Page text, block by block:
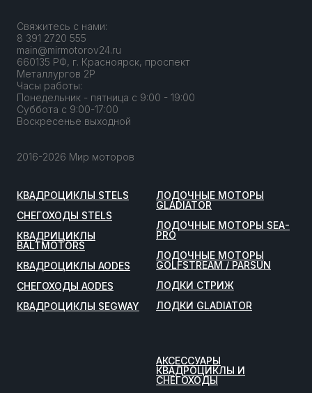
Свяжитесь с нами:
8 391 2720 555
main@mirmotorov24.ru
660135 РФ, г. Красноярск, проспект
Металлургов 2Р
Часы работы:
Понедельник - пятница с 9:00 - 19:00
Суббота с 9:00-17:00
Воскресенье выходной
2016-2026 Мир моторов
КВАДРОЦИКЛЫ STELS
СНЕГОХОДЫ STELS
КВАДРИЦИКЛЫ
BALTMOTORS
КВАДРОЦИКЛЫ AODES
СНЕГОХОДЫ AODES
КВАДРОЦИКЛЫ SEGWAY
ЛОДОЧНЫЕ МОТОРЫ
GLADIATOR
ЛОДОЧНЫЕ МОТОРЫ SEA-
PRO
ЛОДОЧНЫЕ МОТОРЫ
GOLFSTREAM / PARSUN
ЛОДКИ СТРИЖ
ЛОДКИ GLADIATOR
АКСЕССУАРЫ
КВАДРОЦИКЛЫ И
СНЕГОХОДЫ